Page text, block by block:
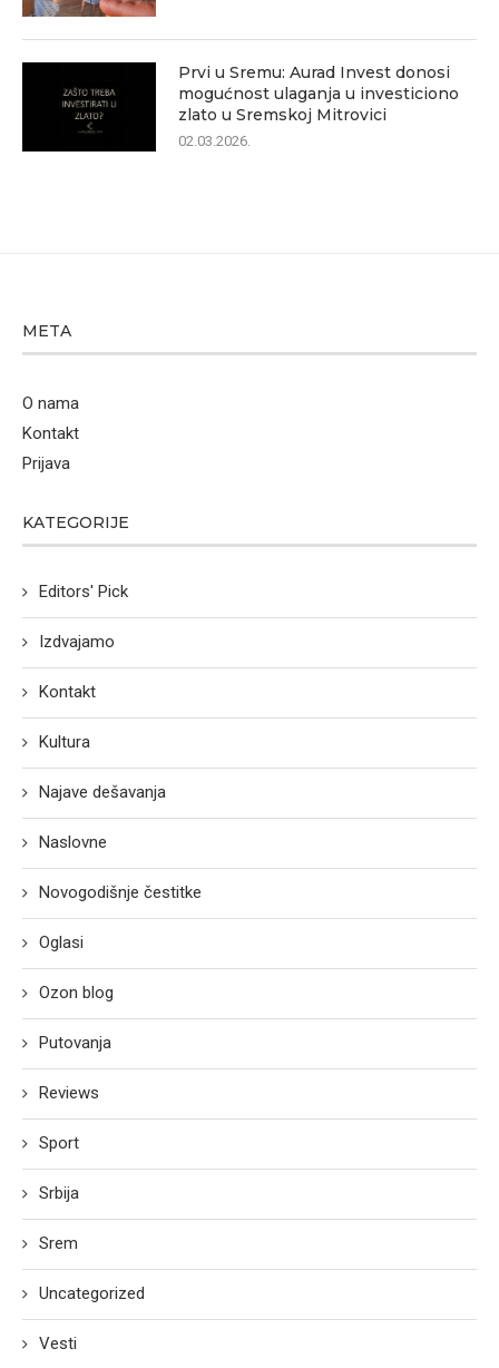
Prvi u Sremu: Aurad Invest donosi
mogućnost ulaganja u investiciono
zlato u Sremskoj Mitrovici
02.03.2026.
META
O nama
Kontakt
Prijava
KATEGORIJE
Editors' Pick
Izdvajamo
Kontakt
Kultura
Najave dešavanja
Naslovne
Novogodišnje čestitke
Oglasi
Ozon blog
Putovanja
Reviews
Sport
Srbija
Srem
Uncategorized
Vesti